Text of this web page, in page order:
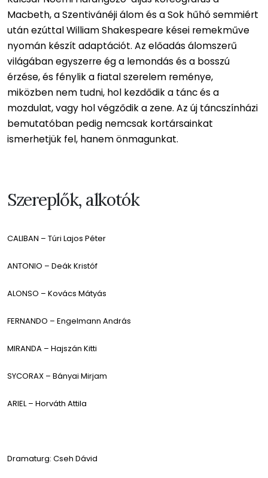
Macbeth, a Szentivánéji álom és a Sok hűhó semmiért
után ezúttal William Shakespeare kései remekműve
nyomán készít adaptációt. Az előadás álomszerű
világában egyszerre ég a lemondás és a bosszú
érzése, és fénylik a fiatal szerelem reménye,
miközben nem tudni, hol kezdődik a tánc és a
mozdulat, vagy hol végződik a zene. Az új táncszínházi
bemutatóban pedig nemcsak kortársainkat
ismerhetjük fel, hanem önmagunkat.
Szereplők, alkotók
CALIBAN – Túri Lajos Péter
ANTONIO – Deák Kristóf
ALONSO – Kovács Mátyás
FERNANDO – Engelmann András
MIRANDA – Hajszán Kitti
SYCORAX – Bányai Mirjam
ARIEL – Horváth Attila
Dramaturg: Cseh Dávid